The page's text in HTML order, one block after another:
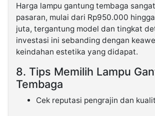
Harga lampu gantung tembaga
pasaran, mulai dari Rp950.000
juta, tergantung model dan tingkat
investasi ini sebanding dengan
keindahan estetika yang didapat.
8. Tips Memilih Lampu
Tembaga
Cek reputasi pengrajin dan